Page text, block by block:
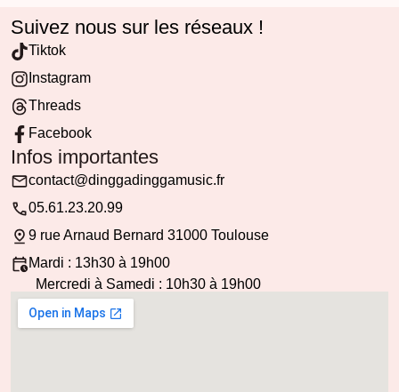
Suivez nous sur les réseaux !
Tiktok
Instagram
Threads
Facebook
Infos importantes
contact@dinggadinggamusic.fr
05.61.23.20.99
9 rue Arnaud Bernard 31000 Toulouse
Mardi : 13h30 à 19h00
Mercredi à Samedi : 10h30 à 19h00